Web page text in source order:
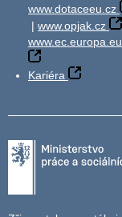
www.dotaceeu.cz
| www.opjak.cz
www.ec.europa.eu
Kariéra